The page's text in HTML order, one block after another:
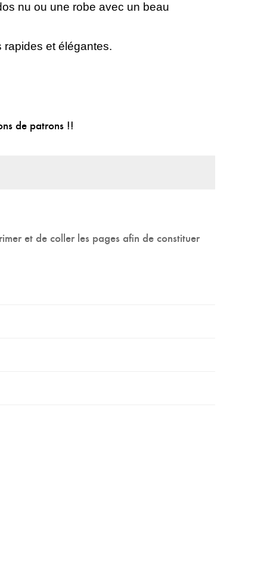
nu ou une robe avec un beau
et élégantes.
de patrons !!
et de coller les pages afin de constituer